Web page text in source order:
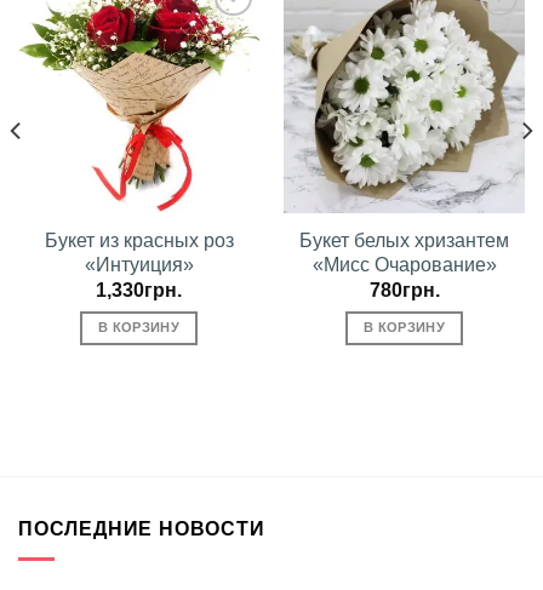
В
избранное
Букет из красных роз
«Интуиция»
1,330грн.
В КОРЗИНУ
избранное
Букет белых хризантем
«Мисс Очарование»
780грн.
В КОРЗИНУ
ПОСЛЕДНИЕ НОВОСТИ